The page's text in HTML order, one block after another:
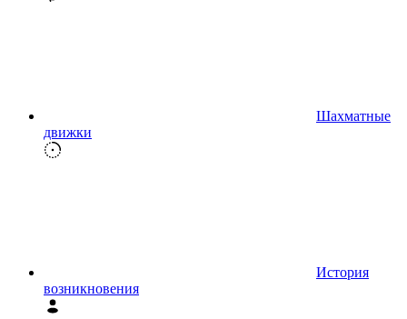
Шахматные
движки
История
возникновения